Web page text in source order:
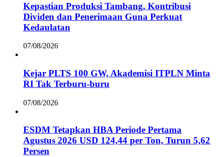
Kepastian Produksi Tambang, Kontribusi
Dividen dan Penerimaan Guna Perkuat
Kedaulatan
07/08/2026
Kejar PLTS 100 GW, Akademisi ITPLN Minta
RI Tak Terburu-buru
07/08/2026
ESDM Tetapkan HBA Periode Pertama
Agustus 2026 USD 124,44 per Ton, Turun 5,62
Persen